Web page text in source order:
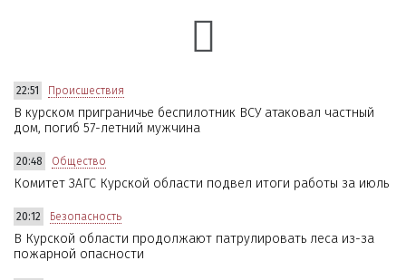
22:51 Происшествия
В курском приграничье беспилотник ВСУ атаковал частный
дом, погиб 57-летний мужчина
20:48 Общество
Комитет ЗАГС Курской области подвел итоги работы за июль
20:12 Безопасность
В Курской области продолжают патрулировать леса из-за
пожарной опасности